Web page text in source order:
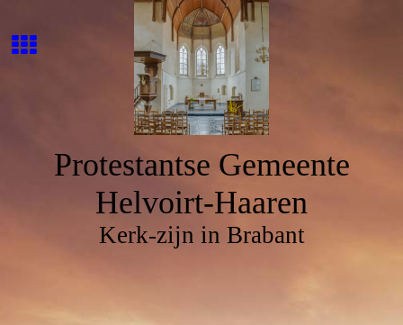
Protestantse Gemeente
Helvoirt-Haaren
Kerk-zijn in Brabant